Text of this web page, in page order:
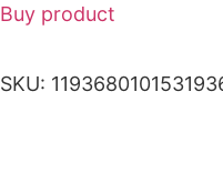
Buy product
SKU: